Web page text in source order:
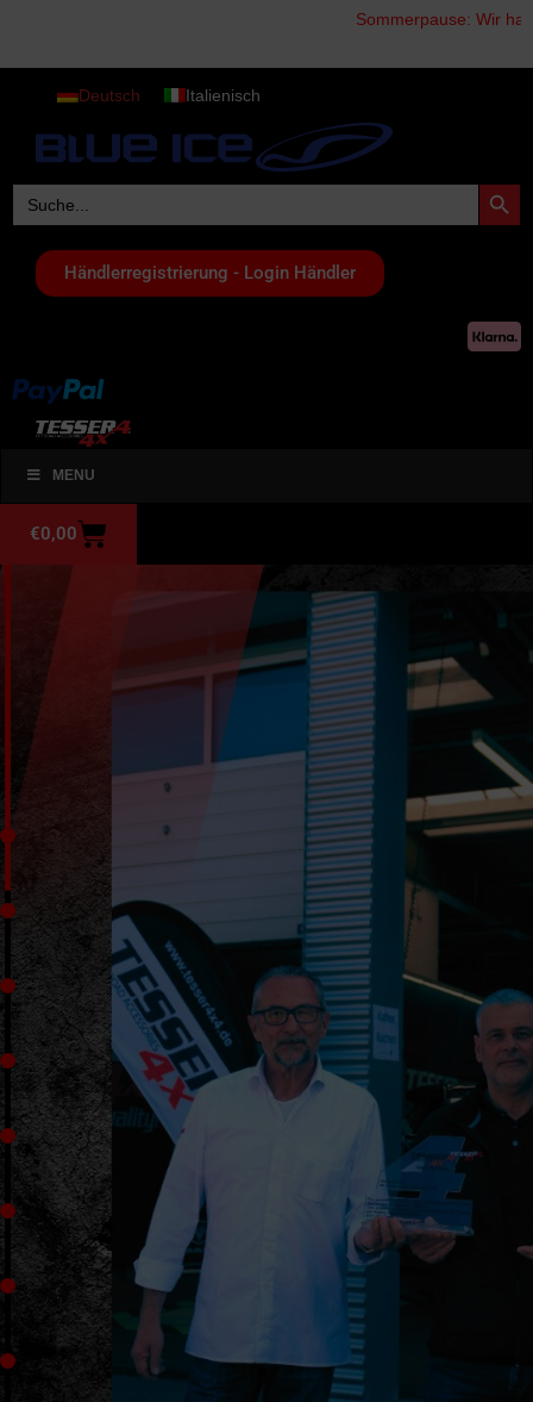
Sommerpause: Wir haben
Deutsch Italienisch
Search
for:
Search Button
Händlerregistrierung - Login Händler
MENU
€0,00